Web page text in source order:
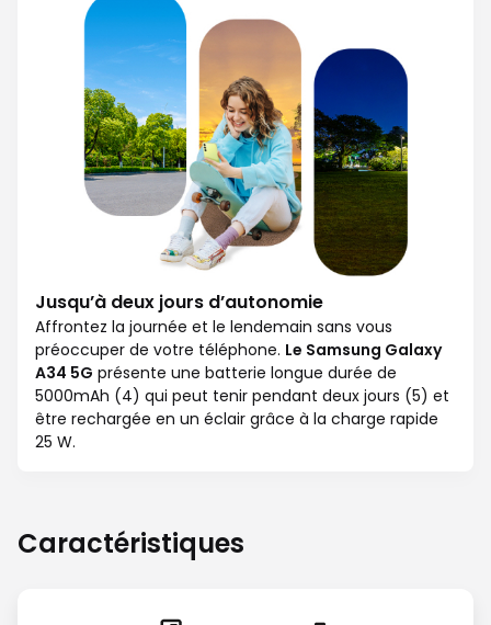
Jusqu’à deux jours d’autonomie
Affrontez la journée et le lendemain sans vous
préoccuper de votre téléphone. Le Samsung Galaxy
A34 5G présente une batterie longue durée de
5000mAh (4) qui peut tenir pendant deux jours (5) et
être rechargée en un éclair grâce à la charge rapide
25 W.
Caractéristiques